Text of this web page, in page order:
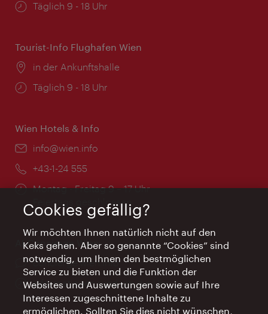
Öffnungszeiten:
Täglich 9 - 18 Uhr
Tourist-Info Flughafen Wien
Ort:
in der Ankunftshalle
Öffnungszeiten:
Täglich 9 - 18 Uhr
Wien Hotels & Info
Email:
info@wien.info
Telefon:
+43-1-24 555
Öffnungszeiten:
Montag - Freitag 9 – 17 Uhr
Feiertags geschlossen
AI Concierge Wien
Ort:
concierge.wien.info
Öffnungszeiten:
Informationen rund um die Uhr
Cookies gefällig?
Wir möchten Ihnen natürlich nicht auf den
Keks gehen. Aber so genannte “Cookies” sind
notwendig, um Ihnen den bestmöglichen
Service zu bieten und die Funktion der
Websites und Auswertungen sowie auf Ihre
Interessen zugeschnittene Inhalte zu
ermöglichen. Sollten Sie dies nicht wünschen,